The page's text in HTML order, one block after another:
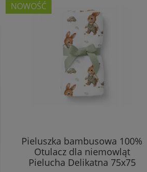
Pieluszka bambusowa 100%
Otulacz dla niemowląt
Pielucha Delikatna 75x75
NOWOŚĆ